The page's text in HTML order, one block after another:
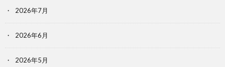
2026年7月
2026年6月
2026年5月